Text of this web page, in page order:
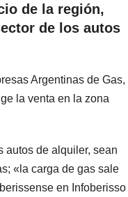
de la región,
de los autos
Argentinas de Gas,
la venta en la zona
autos de alquiler, sean
«la carga de gas sale
en Infoberisso